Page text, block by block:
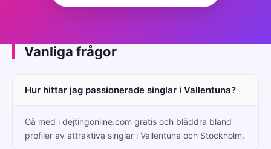
Vanliga frågor
Hur hittar jag passionerade singlar i Vallentuna?
Gå med i dejtingonline.com gratis och bläddra bland
profiler av attraktiva singlar i Vallentuna och Stockholm.